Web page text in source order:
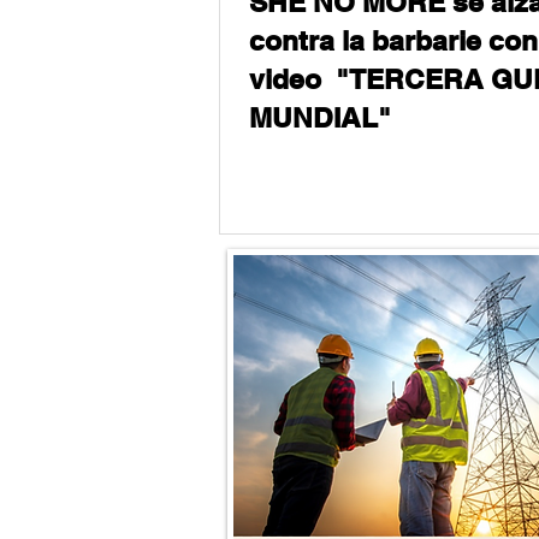
contra la barbarie
video "TERCERA
MUNDIAL"